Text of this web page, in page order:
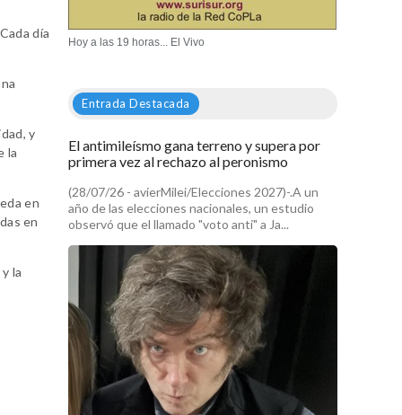
día
y
la
en
en
la
Hoy a las 19 horas... El Vivo
Entrada Destacada
El antimileísmo gana terreno y supera por
primera vez al rechazo al peronismo
(28/07/26 - avierMilei/Elecciones 2027)-.A un
año de las elecciones nacionales, un estudio
observó que el llamado "voto anti" a Ja...